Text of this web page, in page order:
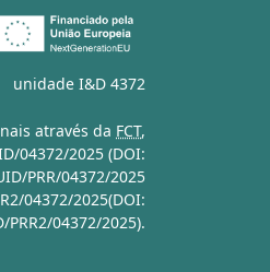
unidade I&D 4372
através da FCT,
04372/2025 (DOI:
PRR/04372/2025
04372/2025(DOI:
04372/2025).